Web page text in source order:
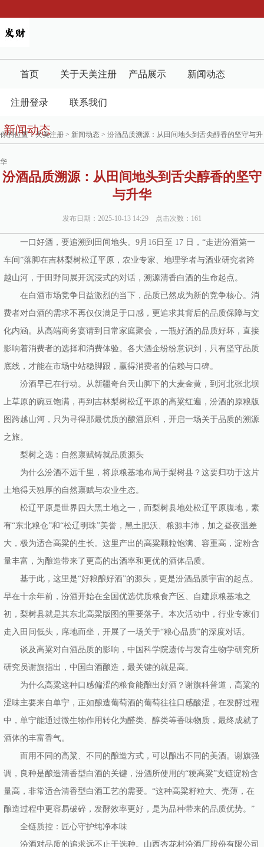
首页 关于天美注册 产品展示 新闻动态
注册登录 联系我们
新闻动态
你的位置：天美注册 > 新闻动态 > 汾酒品质溯源：从田间地头到舌尖醇香的坚守与升
华
汾酒品质溯源：从田间地头到舌尖醇香的坚守
与升华
发布日期：2025-10-13 14:29 点击次数：161
一口好酒，要追溯到田间地头。9月16日至 17 日，“走进汾酒第一
车间”落脚在吉林梨树松辽平原，农业专家、地理学者与酒业研究者跨
越山河，于田野间展开沉浸式的对话，溯源清香白酒的生命起点。
在白酒市场竞争日益激烈的当下，品质已然成为新的竞争核心。消
费者对白酒的需求不再仅仅满足于口感，更追求其背后的品质保障与文
化内涵。从高端商务宴请到日常家庭聚会，一瓶好酒的品质好坏，直接
影响着消费者的选择和消费体验。各大酒企纷纷意识到，只有坚守品质
底线，才能在市场中站稳脚跟，赢得消费者的信赖与口碑。
汾酒早已在行动。从新疆奇台天山脚下的大麦金黄，到河北张北坝
上草原的豌豆饱满，再到吉林梨树松辽平原的高粱红遍，汾酒的原粮版
图跨越山河，只为寻得那最优质的酿酒原料，开启一场关于品质的溯源
之旅。
梨树之选：自然禀赋铸就品质源头
为什么汾酒不远千里，将原粮基地布局于梨树县？这要归功于这片
土地得天独厚的自然禀赋与农业生态。
松辽平原是世界四大黑土地之一，而梨树县地处松辽平原腹地，素
有“东北粮仓”和“松辽明珠”美誉，黑土肥沃、粮源丰沛，加之昼夜温差
大，极为适合高粱的生长。这里产出的高粱颗粒饱满、容重高，淀粉含
量丰富，为酿造带来了更高的出酒率和更优的酒体品质。
基于此，这里是“好粮酿好酒”的源头，更是汾酒品质宇宙的起点。
早在十余年前，汾酒开始在全国优选优质粮食产区、自建原粮基地之
初，梨树县就是其东北高粱版图的重要落子。本次活动中，行业专家们
走入田间低头，席地而坐，开展了一场关于“粮心品质”的深度对话。
谈及高粱对白酒品质的影响，中国科学院遗传与发育生物学研究所
研究员谢旗指出，中国白酒酿造，最关键的就是高。
为什么高粱这种口感偏涩的粮食能酿出好酒？谢旗科普道，高粱的
涩味主要来自单宁，正如酿造葡萄酒的葡萄往往口感酸涩，在发酵过程
中，单宁能通过微生物作用转化为醛类、醇类等香味物质，最终成就了
酒体的丰富香气。
而用不同的高粱、不同的酿造方式，可以酿出不同的美酒。谢旗强
调，良种是酿造清香型白酒的关键，汾酒所使用的“粳高粱”支链淀粉含
量高，非常适合清香型白酒工艺的需要。“这种高粱籽粒大、壳薄，在
酿造过程中更容易破碎，发酵效率更好，是为品种带来的品质优势。”
全链质控：匠心守护纯净本味
汾酒对品质的追求远不止于选种。山西杏花村汾酒厂股份有限公司